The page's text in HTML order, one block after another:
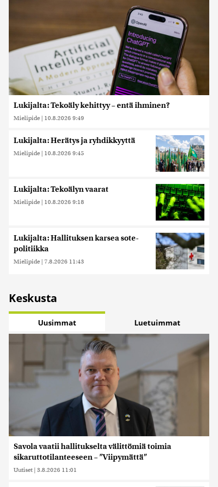
Lukijalta: Tekoäly kehittyy – entä ihminen?
Mielipide | 10.8.2026 9:49
Lukijalta: Herätys ja ryhdikkyyttä
Mielipide | 10.8.2026 9:45
Lukijalta: Tekoälyn vaarat
Mielipide | 10.8.2026 9:18
Lukijalta: Hallituksen karsea sote-
politiikka
Mielipide | 7.8.2026 11:43
Keskusta
Uusimmat Luetuimmat
Savola vaatii hallitukselta välittömiä toimia
sikaruttotilanteeseen – ”Viipymättä”
Uutiset | 3.8.2026 11:01